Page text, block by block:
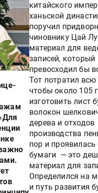
китайского
ханьской
поручил
чиновнику Цай
материал для
записей, который
превосходил бы
Тот потратил
чтобы около 105
изготовить лист
волокон
дерева и отходов
производства
пор и проявилась
бумаги — это
материал для
Определился на
и путь развития